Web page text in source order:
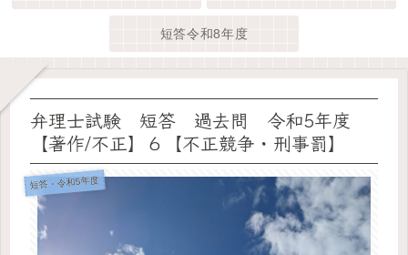
短答令和8年度
弁理士試験 短答 過去問 令和5年度
【著作/不正】６【不正競争・刑事罰】
短答・令和5年度